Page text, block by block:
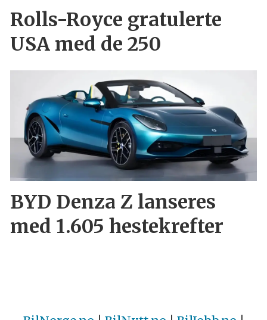
Rolls-Royce gratulerte
USA med de 250
BYD Denza Z lanseres
med 1.605 hestekrefter